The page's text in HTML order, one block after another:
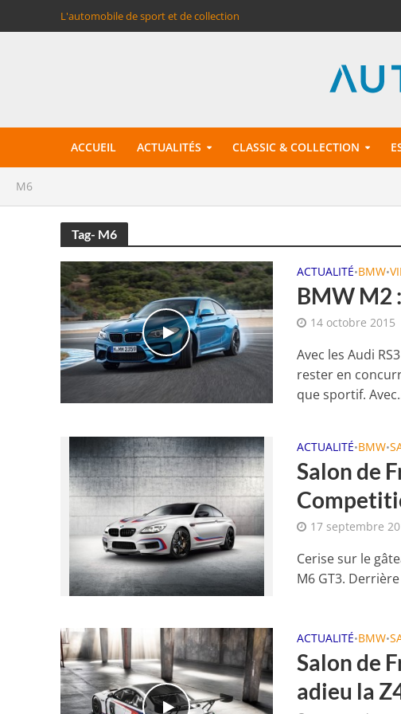
L'automobile de sport et de collection
ACCUEIL ACTUALITÉS CLASSIC & COLLECTION
M6
Tag- M6
ACTUALITÉ•BMW•
BMW M2
14 octobre 2015
Avec les Audi
rester en
que sportif.
ACTUALITÉ•BMW•
Salon de
17 septembre
Cerise sur le
M6 GT3.
ACTUALITÉ•BMW•
Salon de
adieu la